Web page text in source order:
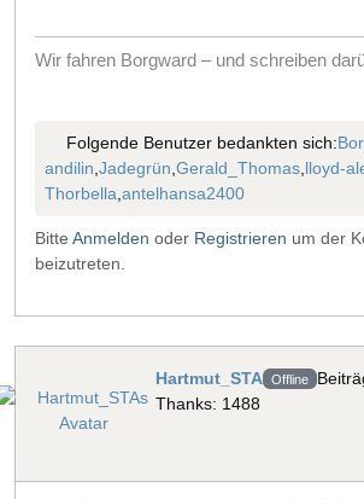
Wir fahren Borgward – und schreiben
Folgende Benutzer bedankten sich:
andilin Jadegrün Gerald_Thomas lloyd-
Thorbella antelhansa2400
Bitte Anmelden oder Registrieren um der
beizutreten.
Hartmut_STA Offline
Thanks: 1488